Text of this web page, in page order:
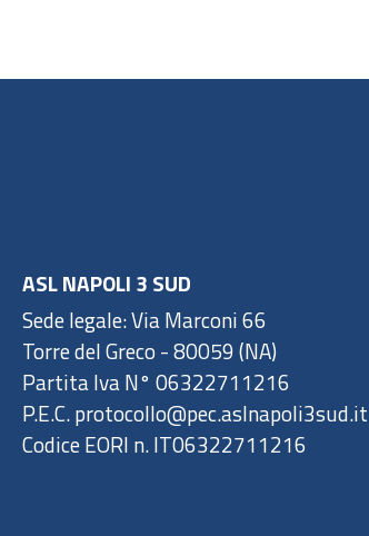
ASL NAPOLI 3 SUD
Sede legale: Via Marconi 66
Torre del Greco - 80059 (NA)
Partita Iva N° 06322711216
P.E.C. protocollo@pec.aslnapoli3sud.it
Codice EORI n. IT06322711216